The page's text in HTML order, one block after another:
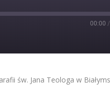
00:00 /
św. Jana Teologa w